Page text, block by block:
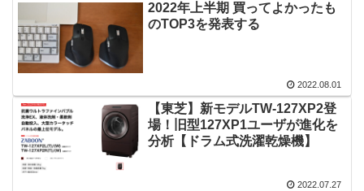
2022年上半期 買ってよかったも
のTOP3を発表する
2022.08.01
【東芝】新モデルTW-127XP2登
場！旧型127XP1ユーザが進化を
分析【ドラム式洗濯乾燥機】
2022.07.27